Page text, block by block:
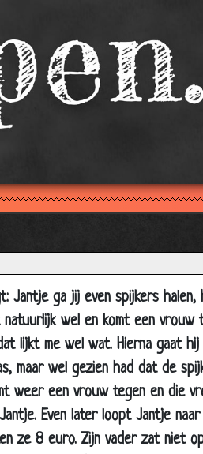
Jantje ga jij even spijkers
wel en komt een vrouw
lijkt me wel wat. Hierna gaat
maar wel gezien had dat de
weer een vrouw tegen en die
Even later loopt Jantje
ze 8 euro. Zijn vader zat niet